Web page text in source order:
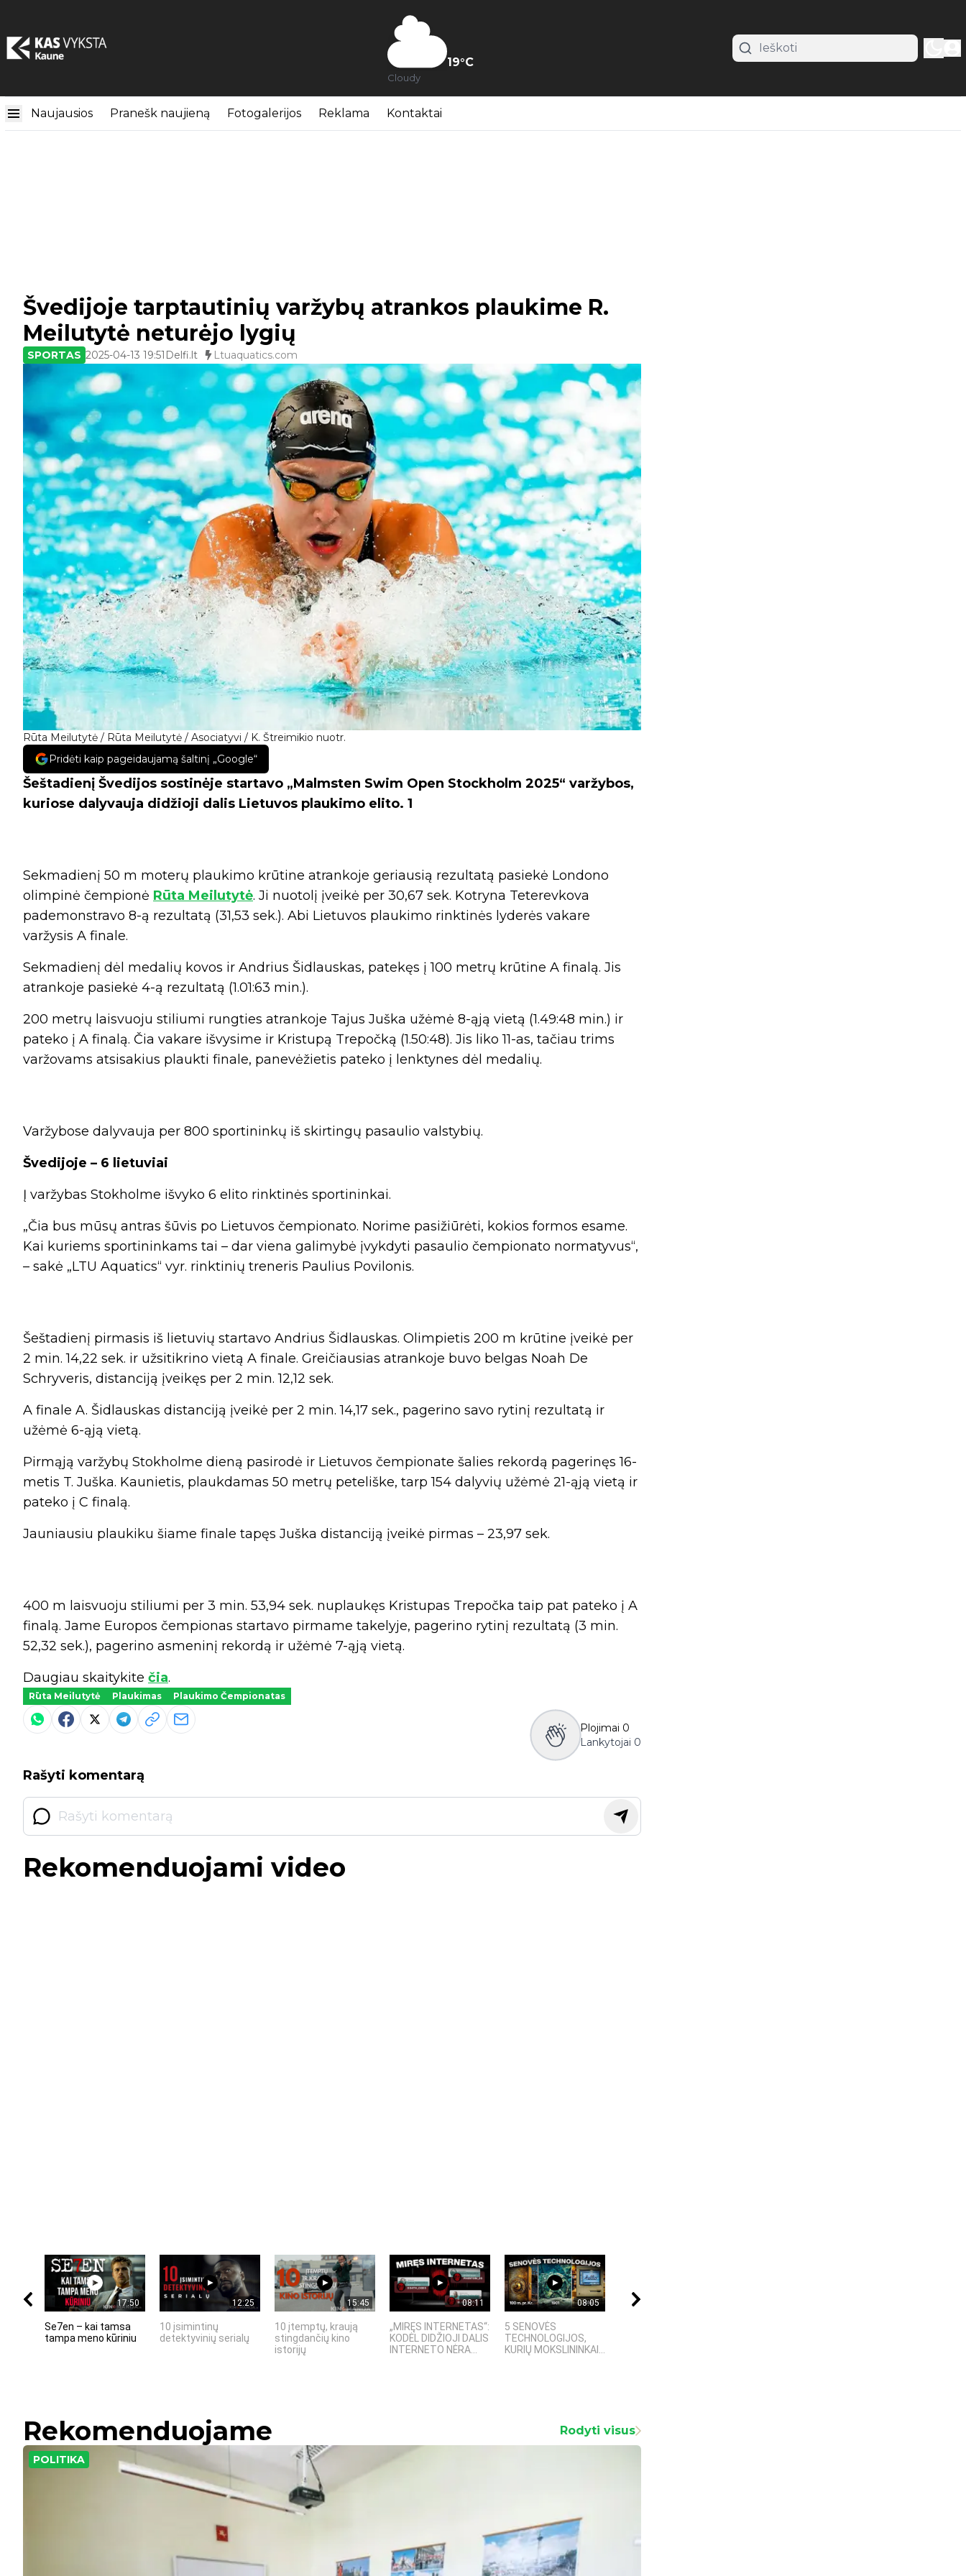
19°C
Cloudy
Naujausios Pranešk naujieną Fotogalerijos Reklama Kontaktai
Rūta Meilutytė / Rūta Meilutytė / Asociatyvi / K. Štreimikio nuotr.
Švedijoje tarptautinių varžybų atrankos plaukime R.
Meilutytė neturėjo lygių
SPORTAS 2025-04-13 19:51 Delfi.lt Ltuaquatics.com
Pridėti kaip pageidaujamą šaltinį „Google“
Šeštadienį Švedijos sostinėje startavo „Malmsten Swim Open Stockholm 2025“ varžybos,
kuriose dalyvauja didžioji dalis Lietuvos plaukimo elito. 1
Sekmadienį 50 m moterų plaukimo krūtine atrankoje geriausią rezultatą pasiekė Londono
olimpinė čempionė Rūta Meilutytė. Ji nuotolį įveikė per 30,67 sek. Kotryna Teterevkova
pademonstravo 8-ą rezultatą (31,53 sek.). Abi Lietuvos plaukimo rinktinės lyderės vakare
varžysis A finale.
Sekmadienį dėl medalių kovos ir Andrius Šidlauskas, patekęs į 100 metrų krūtine A finalą. Jis
atrankoje pasiekė 4-ą rezultatą (1.01:63 min.).
200 metrų laisvuoju stiliumi rungties atrankoje Tajus Juška užėmė 8-ąją vietą (1.49:48 min.) ir
pateko į A finalą. Čia vakare išvysime ir Kristupą Trepočką (1.50:48). Jis liko 11-as, tačiau trims
varžovams atsisakius plaukti finale, panevėžietis pateko į lenktynes dėl medalių.
Varžybose dalyvauja per 800 sportininkų iš skirtingų pasaulio valstybių.
Švedijoje – 6 lietuviai
Į varžybas Stokholme išvyko 6 elito rinktinės sportininkai.
„Čia bus mūsų antras šūvis po Lietuvos čempionato. Norime pasižiūrėti, kokios formos esame.
Kai kuriems sportininkams tai – dar viena galimybė įvykdyti pasaulio čempionato normatyvus“,
– sakė „LTU Aquatics“ vyr. rinktinių treneris Paulius Povilonis.
Šeštadienį pirmasis iš lietuvių startavo Andrius Šidlauskas. Olimpietis 200 m krūtine įveikė per
2 min. 14,22 sek. ir užsitikrino vietą A finale. Greičiausias atrankoje buvo belgas Noah De
Schryveris, distanciją įveikęs per 2 min. 12,12 sek.
A finale A. Šidlauskas distanciją įveikė per 2 min. 14,17 sek., pagerino savo rytinį rezultatą ir
užėmė 6-ąją vietą.
Pirmąją varžybų Stokholme dieną pasirodė ir Lietuvos čempionate šalies rekordą pagerinęs 16-
metis T. Juška. Kaunietis, plaukdamas 50 metrų peteliške, tarp 154 dalyvių užėmė 21-ąją vietą ir
pateko į C finalą.
Jauniausiu plaukiku šiame finale tapęs Juška distanciją įveikė pirmas – 23,97 sek.
400 m laisvuoju stiliumi per 3 min. 53,94 sek. nuplaukęs Kristupas Trepočka taip pat pateko į A
finalą. Jame Europos čempionas startavo pirmame takelyje, pagerino rytinį rezultatą (3 min.
52,32 sek.), pagerino asmeninį rekordą ir užėmė 7-ąją vietą.
Daugiau skaitykite čia.
Rūta Meilutytė Plaukimas Plaukimo Čempionatas
Plojimai 0
Lankytojai 0
Rašyti komentarą
Rekomenduojami video
17:50
Se7en – kai tamsa
tampa meno kūriniu
12:25
10 įsimintinų
detektyvinių serialų
15:45
10 įtemptų, kraują
stingdančių kino
istorijų
08:11
„MIRĘS INTERNETAS“:
KODĖL DIDŽIOJI DALIS
INTERNETO NĖRA...
08:05
5 SENOVĖS
TECHNOLOGIJOS,
KURIŲ MOKSLININKAI...
Rekomenduojame Rodyti visus
POLITIKA